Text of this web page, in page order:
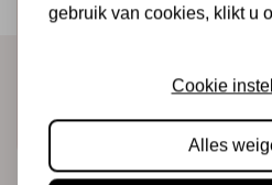
direct in je mailbox!
gebruik van cookies, klikt u
Cookie
Alles